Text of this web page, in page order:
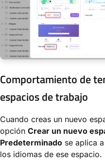
Comportamiento de
espacios de trabajo
Cuando creas un nuevo
opción Crear un nuevo
Predeterminado se aplica
los idiomas de ese espacio.